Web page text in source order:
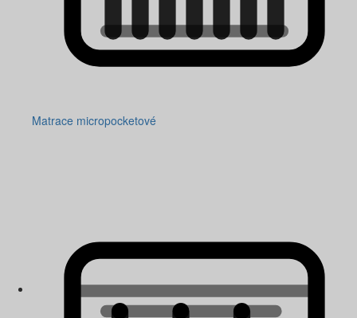
Matrace micropocketové